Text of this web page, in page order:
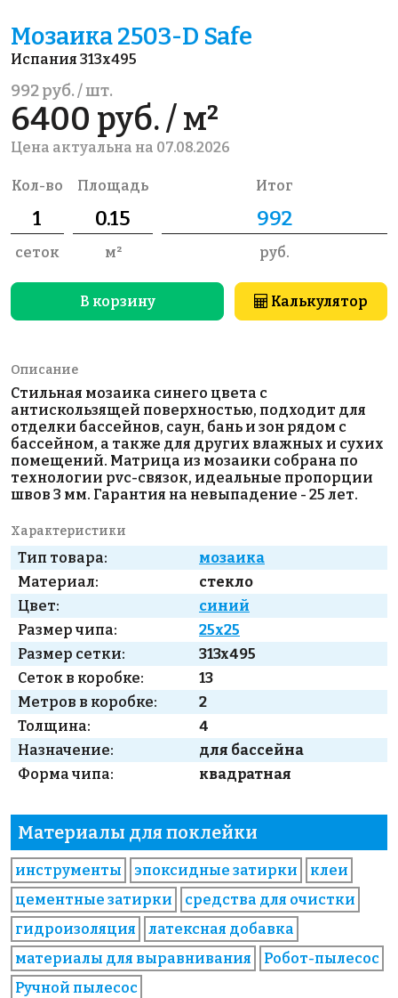
Мозаика 2503-D Safe
Испания 313x495
992 руб. / шт.
6400 руб. / м²
Цена актуальна на 07.08.2026
Кол-во
сеток
Площадь
м²
Итог
руб.
В корзину Калькулятор
Описание
Стильная мозаика синего цвета с
антискользящей поверхностью, подходит для
отделки бассейнов, саун, бань и зон рядом с
бассейном, а также для других влажных и сухих
помещений. Матрица из мозаики собрана по
технологии pvc-связок, идеальные пропорции
швов 3 мм. Гарантия на невыпадение - 25 лет.
Характеристики
Тип товара:
мозаика
Материал:
стекло
Цвет:
синий
Размер чипа:
25x25
Размер сетки:
313x495
Сеток в коробке:
13
Метров в коробке:
2
Толщина:
4
Назначение:
для бассейна
Форма чипа:
квадратная
Материалы для поклейки
инструменты эпоксидные затирки
клеи
цементные затирки
средства для очистки
гидроизоляция
латексная добавка
материалы для выравнивания
Робот-пылесос
Ручной пылесос